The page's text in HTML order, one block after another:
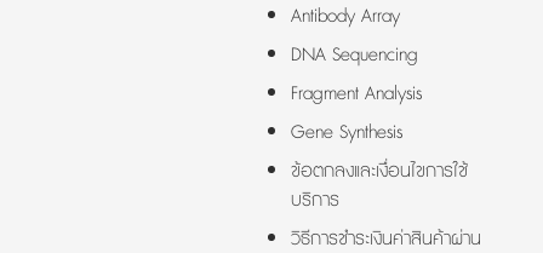
Antibody Array
DNA Sequencing
Fragment Analysis
Gene Synthesis
ข้อตกลงและเงื่อนไขการใช้
บริการ
วิธีการชำระเงินค่าสินค้าผ่าน